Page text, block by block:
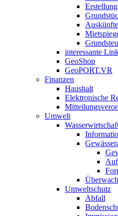
Auskünfte
interessante
GeoShop
GeoPORT.VR
Finanzen
Haushalt
Elektronische
Umwelt
Umweltschutz
Abfall